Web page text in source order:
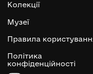
Колекції
Музеї
Правила
Політика
конфіденційності